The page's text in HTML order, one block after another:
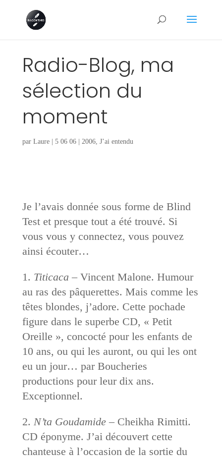
Radio-Blog, ma
sélection du
moment
par Laure| 5 06 06| 2006, J’ai entendu
Je l’avais donnée sous forme de Blind
Test et presque tout a été trouvé. Si
vous vous y connectez, vous pouvez
ainsi écouter…
1. Titicaca – Vincent Malone. Humour
au ras des pâquerettes. Mais comme les
têtes blondes, j’adore. Cette pochade
figure dans le superbe CD, « Petit
Oreille », concocté pour les enfants de
10 ans, ou qui les auront, ou qui les ont
eu un jour… par Boucheries
productions pour leur dix ans.
Exceptionnel.
2. N’ta Goudamide– Cheikha Rimitti.
CD éponyme. J’ai découvert cette
chanteuse à l’occasion de la sortie du